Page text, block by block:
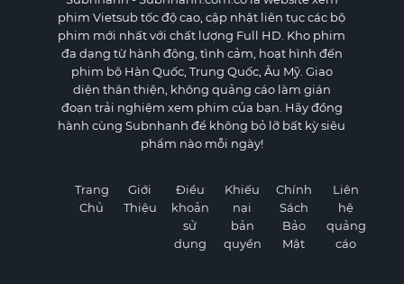
phim Vietsub tốc độ cao, cập nhật liên tục các bộ
phim mới nhất với chất lượng Full HD. Kho phim
đa dạng từ hành động, tình cảm, hoạt hình đến
phim bộ Hàn Quốc, Trung Quốc, Âu Mỹ. Giao
diện thân thiện, không quảng cáo làm gián
đoạn trải nghiệm xem phim của bạn. Hãy đồng
hành cùng Subnhanh để không bỏ lỡ bất kỳ siêu
phẩm nào mỗi ngày!
Trang
Chủ
Giới
Thiệu
Điều
khoản
sử
dụng
Khiếu
nại
bản
quyền
Chính
Sách
Bảo
Mật
Liên
hệ
quảng
cáo